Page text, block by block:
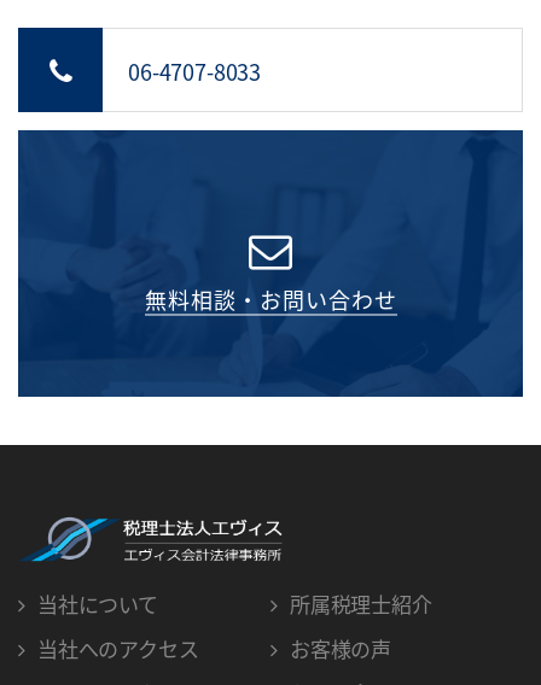
06-4707-8033
無料相談・お問い合わせ
当社について
所属税理士紹介
当社へのアクセス
お客様の声